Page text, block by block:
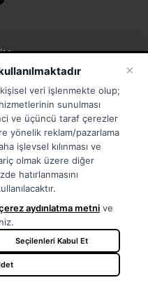
No:5 Güneşli Bağcılar
Destek:+908502228722
All Rights Reserved
×
veri işlenmekte olup;
sunulması
ve üçüncü taraf çerezler
yönelik reklam/pazarlama
işlevsel kılınması ve
olmak üzere diğer
hatırlanmasını
aydınlatma metni ve
Seçilenleri Kabul Et